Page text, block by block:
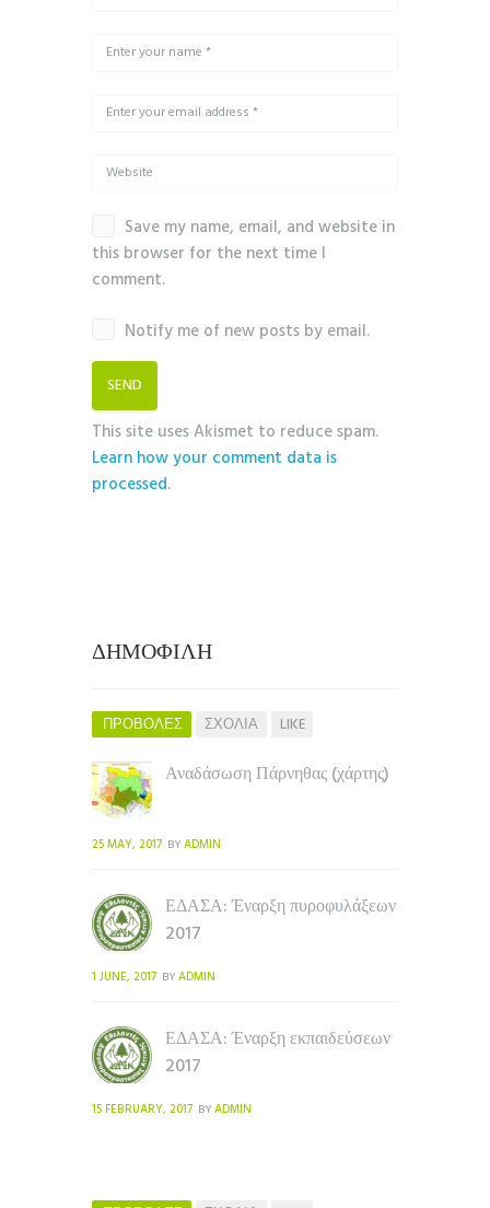
Save my name, email, and website in
this browser for the next time I
comment.
Notify me of new posts by email.
This site uses Akismet to reduce spam.
Learn how your comment data is
processed.
ΔΗΜΟΦΙΛΗ
ΠΡΟΒΟΛΕΣ ΣΧΟΛΙΑ LIKE
Αναδάσωση Πάρνηθας (χάρτης)
25 MAY, 2017 BY ADMIN
ΕΔΑΣΑ: Έναρξη πυροφυλάξεων
2017
1 JUNE, 2017 BY ADMIN
ΕΔΑΣΑ: Έναρξη εκπαιδεύσεων
2017
15 FEBRUARY, 2017 BY ADMIN